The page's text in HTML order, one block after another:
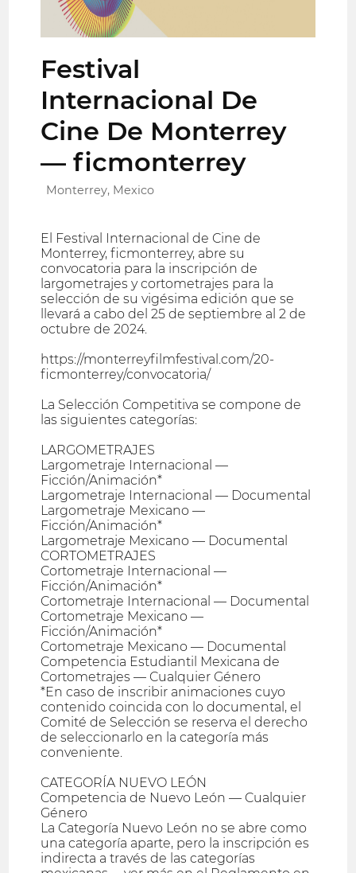
Festival
Internacional De
Cine De Monterrey
— ficmonterrey
Monterrey, Mexico
El Festival Internacional de Cine de
Monterrey, ficmonterrey, abre su
convocatoria para la inscripción de
largometrajes y cortometrajes para la
selección de su vigésima edición que se
llevará a cabo del 25 de septiembre al 2 de
octubre de 2024.
https://monterreyfilmfestival.com/20-
ficmonterrey/convocatoria/
La Selección Competitiva se compone de
las siguientes categorías:
LARGOMETRAJES
Largometraje Internacional —
Ficción/Animación*
Largometraje Internacional — Documental
Largometraje Mexicano —
Ficción/Animación*
Largometraje Mexicano — Documental
CORTOMETRAJES
Cortometraje Internacional —
Ficción/Animación*
Cortometraje Internacional — Documental
Cortometraje Mexicano —
Ficción/Animación*
Cortometraje Mexicano — Documental
Competencia Estudiantil Mexicana de
Cortometrajes — Cualquier Género
*En caso de inscribir animaciones cuyo
contenido coincida con lo documental, el
Comité de Selección se reserva el derecho
de seleccionarlo en la categoría más
conveniente.
CATEGORÍA NUEVO LEÓN
Competencia de Nuevo León — Cualquier
Género
La Categoría Nuevo León no se abre como
una categoría aparte, pero la inscripción es
indirecta a través de las categorías